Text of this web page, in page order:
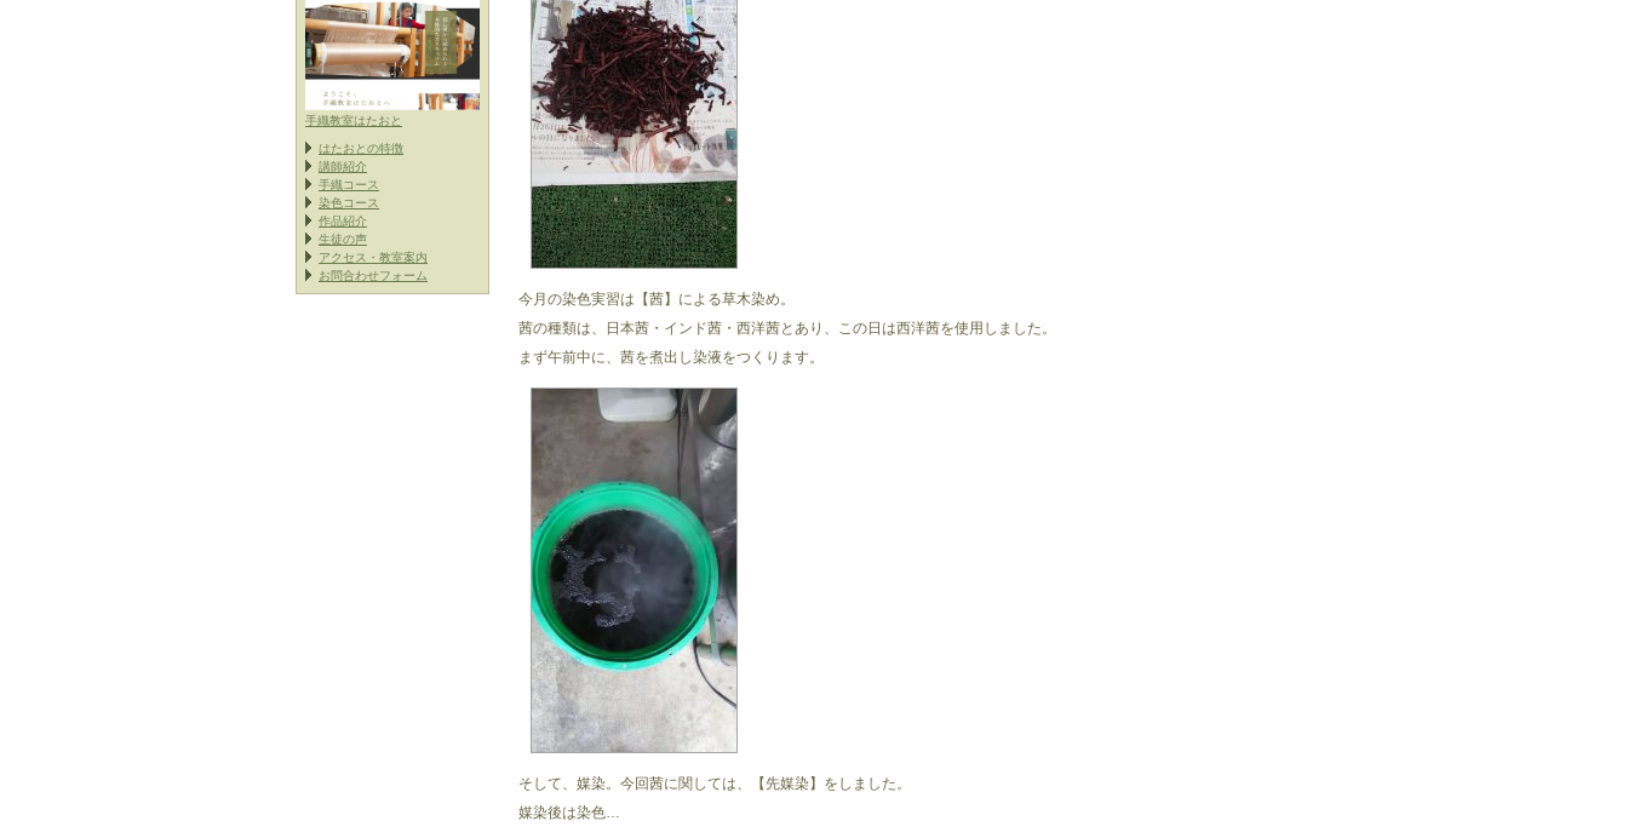
手織教室はたおと
はたおとの特徴
講師紹介
手織コース
染色コース
作品紹介
生徒の声
アクセス・教室案内
お問合わせフォーム
今月の染色実習は【茜】による草木染め。
茜の種類は、日本茜・インド茜・西洋茜とあり、この日は西洋茜を使用しました。
まず午前中に、茜を煮出し染液をつくります。
そして、媒染。今回茜に関しては、【先媒染】をしました。
媒染後は染色…